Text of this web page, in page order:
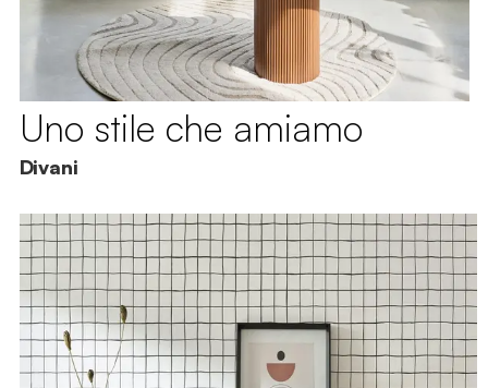
Uno stile che amiamo
Divani